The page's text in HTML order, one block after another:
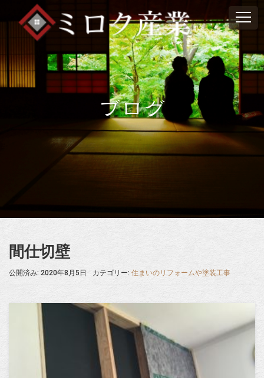
ブログ
間仕切壁
公開済み: 2020年8月5日 カテゴリー: 住まいのリフォームや塗装工事